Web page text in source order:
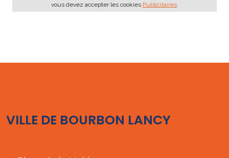
vous devez accepter les cookies Publicitaires.
VILLE DE BOURBON LANCY